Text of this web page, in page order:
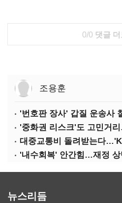
0/0 댓글 더
조용훈
'번호판 장사' 갑질 운송사
'내수회복' 안간힘…재정
뉴스리듬